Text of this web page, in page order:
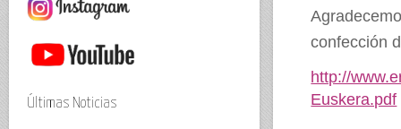
confección
http://
Euskera.pdf
Últimas Noticias